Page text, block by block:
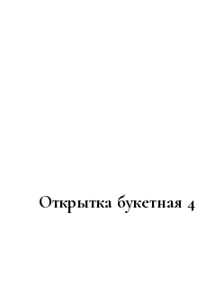
Открытка букетная 4